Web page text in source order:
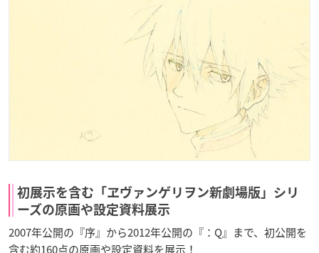
初展示を含む「ヱヴァンゲリヲン新劇場版」シリ
ーズの原画や設定資料展示
2007年公開の『序』から2012年公開の『：Q』まで、初公開を
含む約160点の原画や設定資料を展示！